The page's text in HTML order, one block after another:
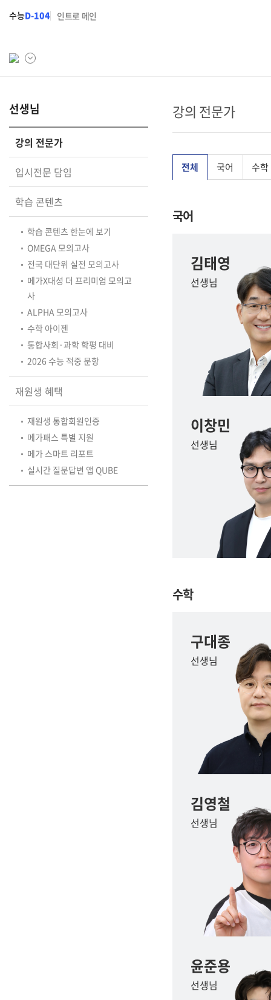
수능D-104 인트로 메인
학원소개
학원안내
연간학사일정
입시설명회·공개특강
캠퍼스생활
주간식단표
학원시설
학원버스안내
오시는길
주변학사
공지사항
방문상담 예약
고객센터
자주 묻는 질문
재원생 온라인 결제 안내
단과 온라인 결제 안내
마이페이지 안내
N Class
수준별 맞춤합격시스템
2027 반수반
2027 파이널 정규반
선생님
강의 전문가
입시전문 담임
학습 콘텐츠
학습 콘텐츠 한눈에 보기
OMEGA 모의고사
전국 대단위 실전 모의고사
메가X대성 더 프리미엄 모의고
사
ALPHA 모의고사
수학 아이젠
통합사회·과학 학평 대비
2026 수능 적중 문항
재원생 혜택
재원생 통합회원인증
메가패스 특별 지원
메가 스마트 리포트
실시간 질문답변 앱 QUBE
강의 전문가
전체 국어 수학
국어
김태영
선생님
이창민
선생님
수학
구대종
선생님
김영철
선생님
윤준용
선생님